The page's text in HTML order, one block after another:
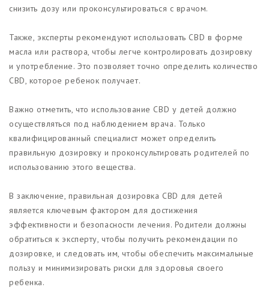
снизить дозу или проконсультироваться с врачом.
Также, эксперты рекомендуют использовать CBD в форме
масла или раствора, чтобы легче контролировать дозировку
и употребление. Это позволяет точно определить количество
CBD, которое ребенок получает.
Важно отметить, что использование CBD у детей должно
осуществляться под наблюдением врача. Только
квалифицированный специалист может определить
правильную дозировку и проконсультировать родителей по
использованию этого вещества.
В заключение, правильная дозировка CBD для детей
является ключевым фактором для достижения
эффективности и безопасности лечения. Родители должны
обратиться к эксперту, чтобы получить рекомендации по
дозировке, и следовать им, чтобы обеспечить максимальные
пользу и минимизировать риски для здоровья своего
ребенка.